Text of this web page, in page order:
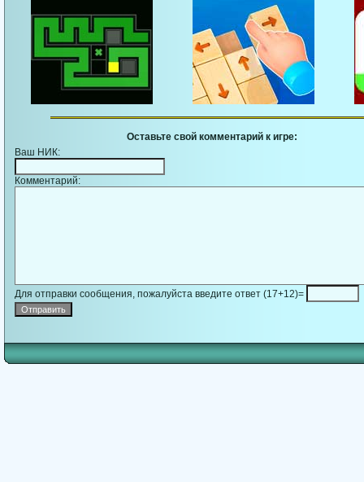
Оставьте свой комментарий к игре:
Ваш НИК:
Комментарий:
Для отправки сообщения, пожалуйста введите ответ (17+12)=